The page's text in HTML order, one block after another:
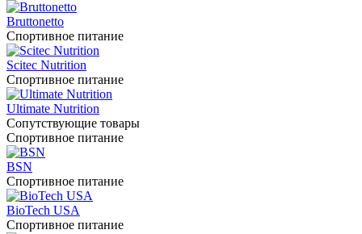
Bruttonetto
Спортивное питание
Scitec Nutrition
Спортивное питание
Ultimate Nutrition
Сопутствующие товары
Спортивное питание
BSN
Спортивное питание
BioTech USA
Спортивное питание